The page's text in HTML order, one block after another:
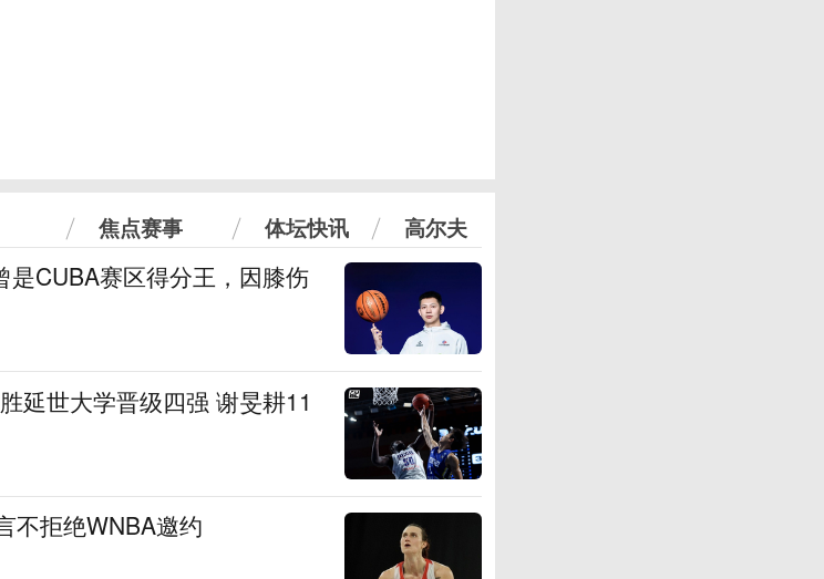
焦点赛事 体坛快讯 高尔夫
是CUBA赛区得分王，因膝伤
延世大学晋级四强 谢旻耕11
不拒绝WNBA邀约